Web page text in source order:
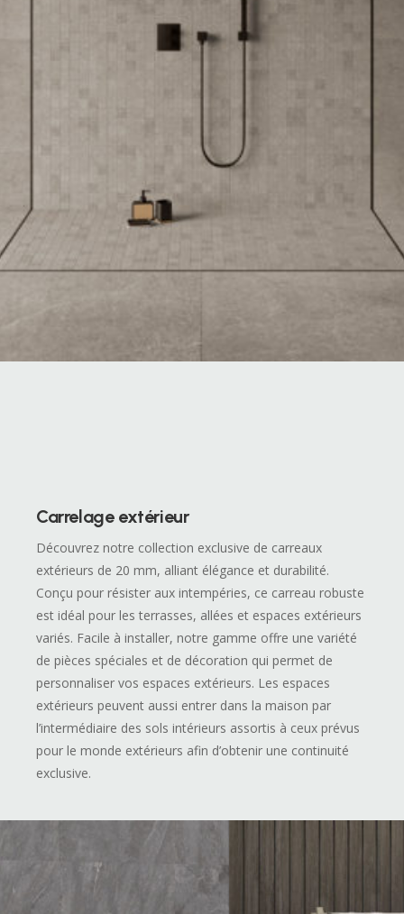
Carrelage extérieur
Découvrez notre collection exclusive de carreaux
extérieurs de 20 mm, alliant élégance et durabilité.
Conçu pour résister aux intempéries, ce carreau robuste
est idéal pour les terrasses, allées et espaces extérieurs
variés. Facile à installer, notre gamme offre une variété
de pièces spéciales et de décoration qui permet de
personnaliser vos espaces extérieurs. Les espaces
extérieurs peuvent aussi entrer dans la maison par
l’intermédiaire des sols intérieurs assortis à ceux prévus
pour le monde extérieurs afin d’obtenir une continuité
exclusive.